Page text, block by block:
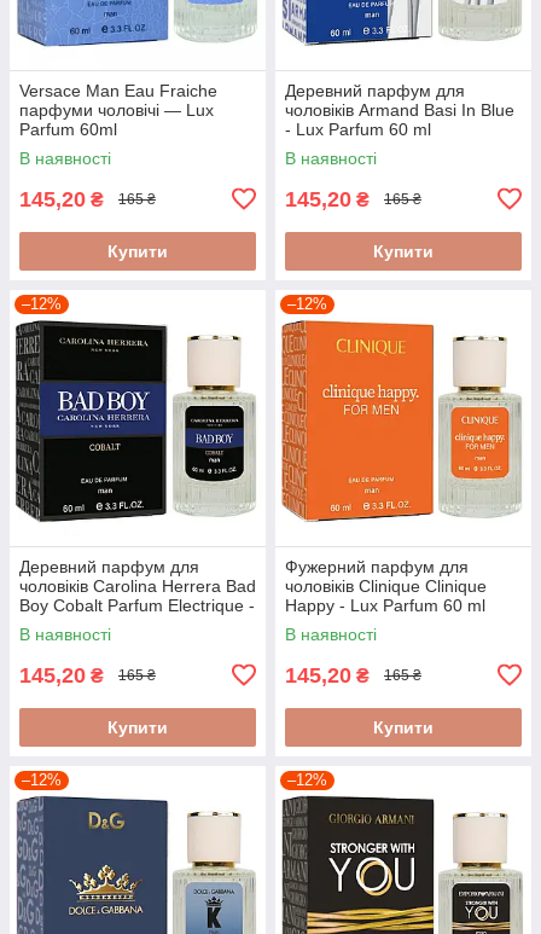
Versace Man Eau Fraiche
парфуми чоловічі — Lux
Parfum 60ml
В наявності
145,20 ₴ 165 ₴
Купити
Деревний парфум для
чоловіків Armand Basi In Blue
- Lux Parfum 60 ml
В наявності
145,20 ₴ 165 ₴
Купити
–12%
Деревний парфум для
чоловіків Carolina Herrera Bad
Boy Cobalt Parfum Electrique -
Lux Parfum 60 ml
В наявності
145,20 ₴ 165 ₴
Купити
–12%
Фужерний парфум для
чоловіків Clinique Clinique
Happy - Lux Parfum 60 ml
В наявності
145,20 ₴ 165 ₴
Купити
–12% –12%